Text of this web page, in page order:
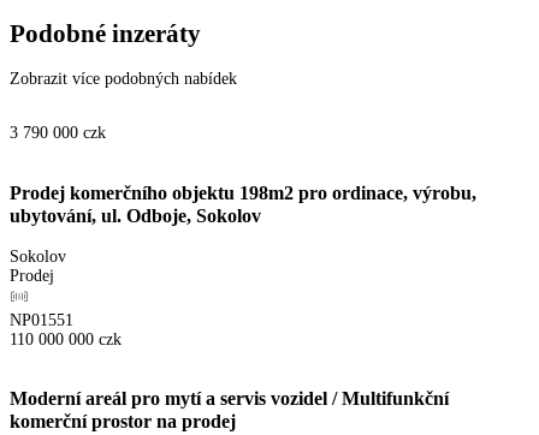
Podobné inzeráty
Zobrazit více podobných nabídek
3 790 000 czk
Prodej komerčního objektu 198m2 pro ordinace, výrobu,
ubytování, ul. Odboje, Sokolov
Sokolov
Prodej
NP01551
110 000 000 czk
Moderní areál pro mytí a servis vozidel / Multifunkční
komerční prostor na prodej